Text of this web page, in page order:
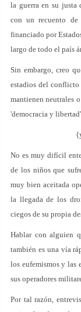
la guerra en su justa
con un recuento de
financiado por
largo de todo el país
Sin embargo, creo
estadios del conflicto
mantienen neutrales
'democracia y
No es muy difícil
de los niños que
muy bien aceitada
la llegada de los
ciegos de su propia
Hablar con alguien
también es una vía
los eufemismos y las
sus operadores
Por tal razón,